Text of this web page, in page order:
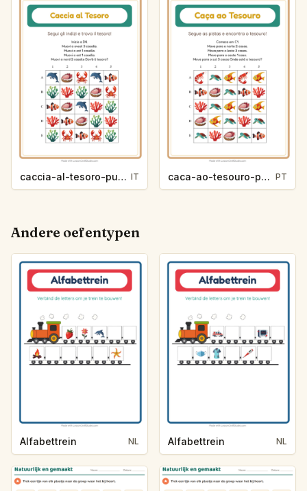
caccia-al-tesoro-punti-cardinali-vita-oceanica-238c IT caca-ao-tesouro-pontos-cardeais-4-de-julho-259b PT
Andere oefentypen
Alfabettrein NL Alfabettrein NL